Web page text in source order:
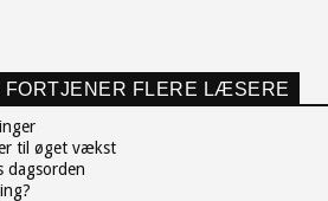
FORTJENER FLERE LÆSERE
til øget vækst
dagsorden